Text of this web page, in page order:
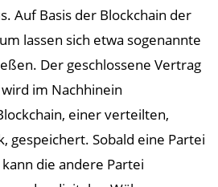
Auf Basis der Blockchain der
lassen sich etwa sogenannte
Der geschlossene Vertrag
im Nachhinein
einer verteilten,
gespeichert. Sobald eine Partei
die andere Partei